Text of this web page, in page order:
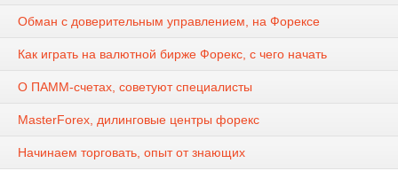
Обман с доверительным управлением, на Форексе
Как играть на валютной бирже Форекс, с чего начать
О ПАММ-счетах, советуют специалисты
MasterForex, дилинговые центры форекс
Начинаем торговать, опыт от знающих